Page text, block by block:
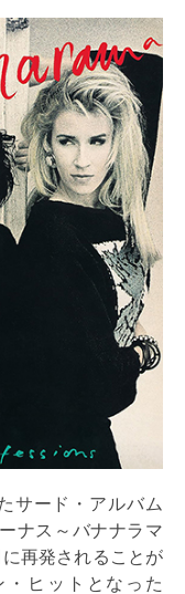
サード・アルバム
ナス～バナナラマ
再発されることが
ヒットとなった